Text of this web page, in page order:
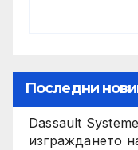
Последни
Dassault
изграждането